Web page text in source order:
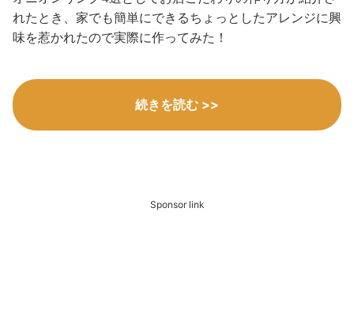
れたとき、家でも簡単にできるちょっとしたアレンジに興
味を惹かれたので実際に作ってみた！
続きを読む >>
Sponsor link